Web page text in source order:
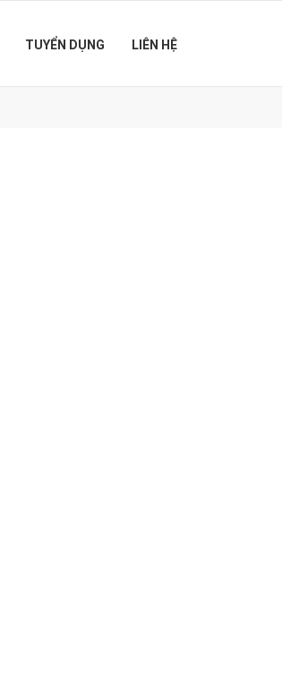
TUYỂN DỤNG LIÊN HỆ